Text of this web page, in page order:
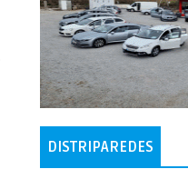
DISTRIPAREDES